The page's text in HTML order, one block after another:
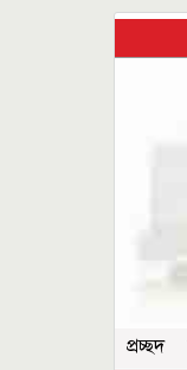
প্রচ্ছদ